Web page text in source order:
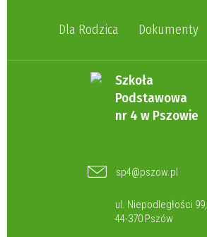
Dla Rodzica Dokumenty
Szkoła
Podstawowa
nr 4 w Pszowie
sp4@pszow.pl
ul. Niepodległości 99,
44-370 Pszów